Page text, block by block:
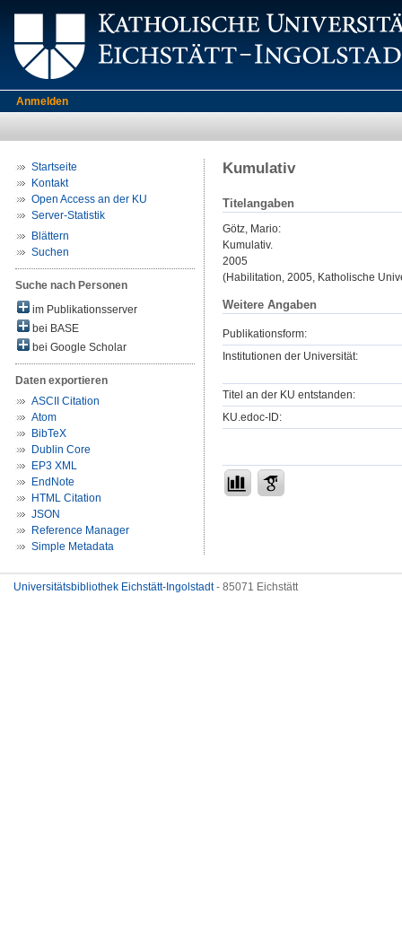
Anmelden
Startseite
Kontakt
Open Access an der KU
Server-Statistik
Blättern
Suchen
Suche nach Personen
im Publikationsserver
bei BASE
bei Google Scholar
Daten exportieren
ASCII Citation
Atom
BibTeX
Dublin Core
EP3 XML
EndNote
HTML Citation
JSON
Reference Manager
Simple Metadata
Kumulativ
Titelangaben
Götz, Mario:
Kumulativ.
2005
(Habilitation, 2005, Katholische
Weitere Angaben
Publikationsform:
Institutionen der Universität:
Titel an der KU entstanden:
KU.edoc-ID:
Universitätsbibliothek Eichstätt-Ingolstadt- 85071 Eichstätt